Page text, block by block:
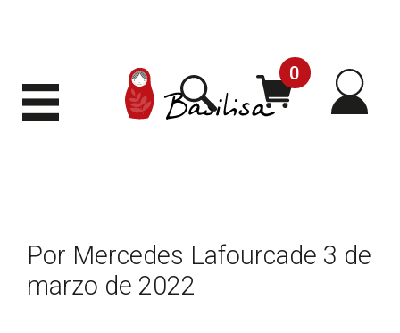
Buscar Carrito
0
Mi
Desplegar
menú
Por Mercedes Lafourcade 3 de
marzo de 2022